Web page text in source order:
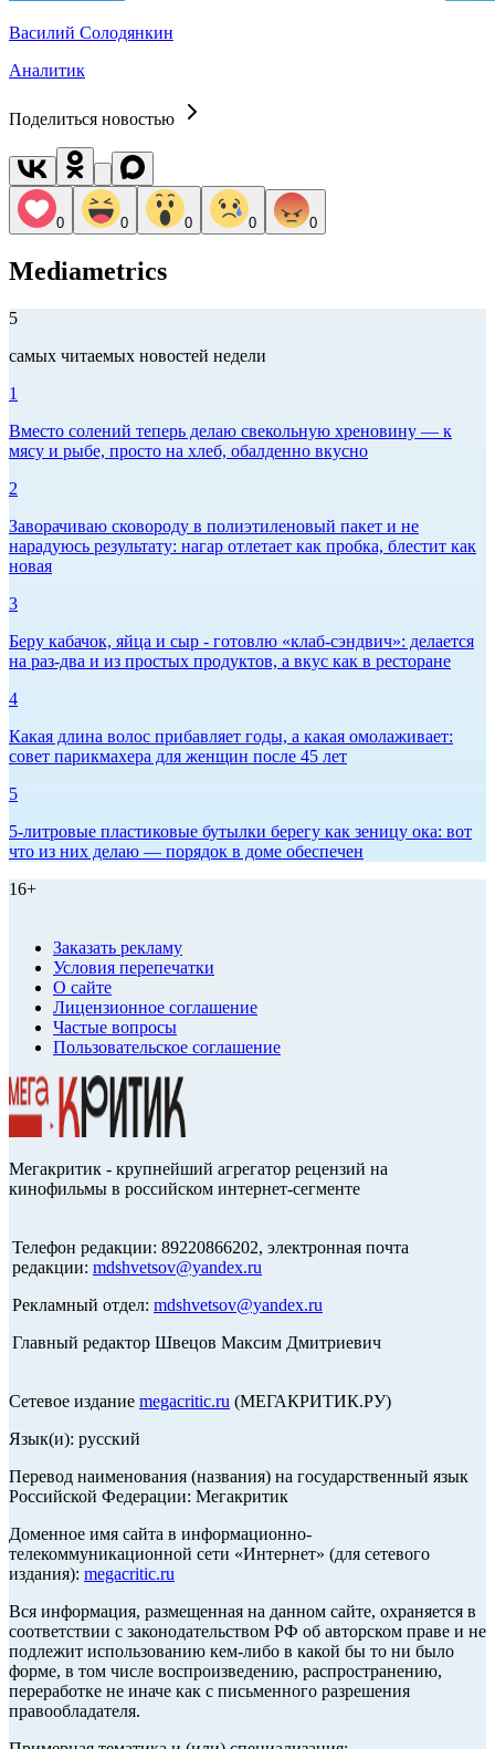
Василий Солодянкин
Аналитик
Поделиться новостью
0 0 0 0 0
Mediametrics
5
самых читаемых новостей недели
1
Вместо солений теперь делаю свекольную хреновину — к
мясу и рыбе, просто на хлеб, обалденно вкусно
2
Заворачиваю сковороду в полиэтиленовый пакет и не
нарадуюсь результату: нагар отлетает как пробка, блестит как
новая
3
Беру кабачок, яйца и сыр - готовлю «клаб-сэндвич»: делается
на раз-два и из простых продуктов, а вкус как в ресторане
4
Какая длина волос прибавляет годы, а какая омолаживает:
совет парикмахера для женщин после 45 лет
5
5-литровые пластиковые бутылки берегу как зеницу ока: вот
что из них делаю — порядок в доме обеспечен
16+
Заказать рекламу
Условия перепечатки
О сайте
Лицензионное соглашение
Частые вопросы
Пользовательское соглашение
Мегакритик - крупнейший агрегатор рецензий на
кинофильмы в российском интернет-сегменте
Телефон редакции: 89220866202, электронная почта
редакции: mdshvetsov@yandex.ru
Рекламный отдел: mdshvetsov@yandex.ru
Главный редактор Швецов Максим Дмитриевич
Сетевое издание megacritic.ru (МЕГАКРИТИК.РУ)
Язык(и): русский
Перевод наименования (названия) на государственный язык
Российской Федерации: Мегакритик
Доменное имя сайта в информационно-
телекоммуникационной сети «Интернет» (для сетевого
издания): megacritic.ru
Вся информация, размещенная на данном сайте, охраняется в
соответствии с законодательством РФ об авторском праве и не
подлежит использованию кем-либо в какой бы то ни было
форме, в том числе воспроизведению, распространению,
переработке не иначе как с письменного разрешения
правообладателя.